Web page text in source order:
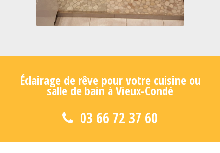
Éclairage de rêve pour votre cuisine ou
salle de bain à Vieux-Condé
03 66 72 37 60